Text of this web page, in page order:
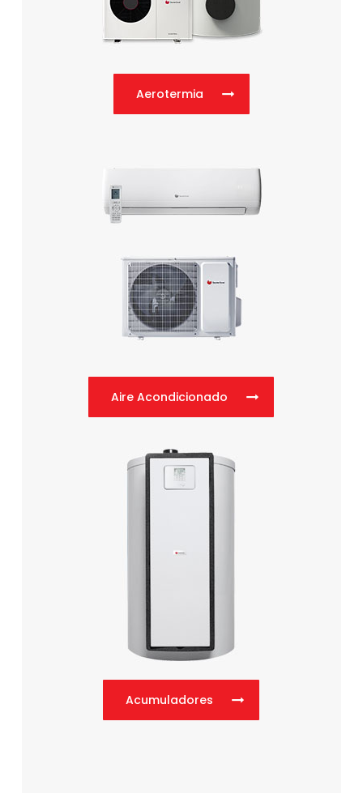
Aerotermia
Aire Acondicionado
Acumuladores